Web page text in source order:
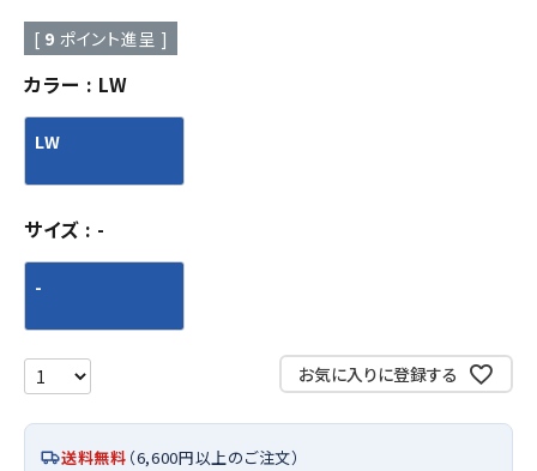
[ 9 ポイント進呈 ]
カラー LW
LW
サイズ -
-
お気に入りに登録する
送料無料 （6,600円以上のご注文）